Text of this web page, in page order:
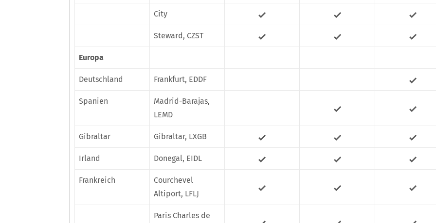
City
Steward, CZST
Europa
Deutschland Frankfurt, EDDF
Spanien
Madrid-Barajas,
LEMD
Gibraltar Gibraltar, LXGB
Irland Donegal, EIDL
Frankreich
Courchevel
Altiport, LFLJ
Paris Charles de